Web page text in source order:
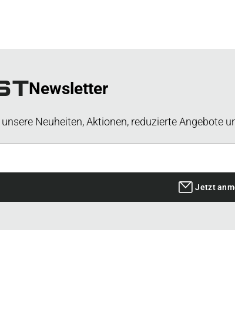
Newsletter
Neuheiten, Aktionen, reduzierte Angebote
Jetzt